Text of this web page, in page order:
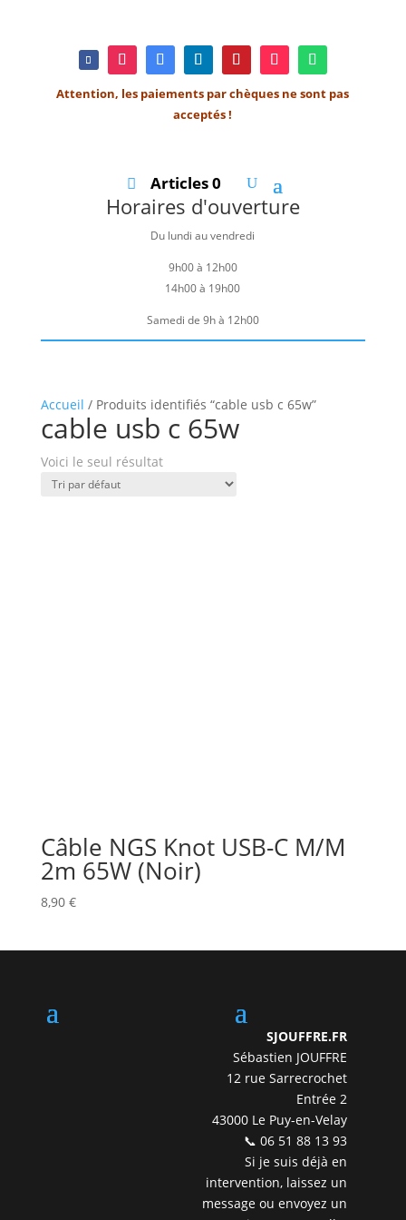
Attention, les paiements par chèques ne sont pas
acceptés !
Articles 0
Horaires d'ouverture
Du lundi au vendredi
9h00 à 12h00
14h00 à 19h00
Samedi de 9h à 12h00
Accueil / Produits identifiés “cable usb c 65w”
cable usb c 65w
Voici le seul résultat
Câble NGS Knot USB-C M/M
2m 65W (Noir)
8,90 €
SJOUFFRE.FR
Sébastien JOUFFRE
12 rue Sarrecrochet
Entrée 2
43000 Le Puy-en-Velay
📞 06 51 88 13 93
Si je suis déjà en
intervention, laissez un
message ou envoyez un